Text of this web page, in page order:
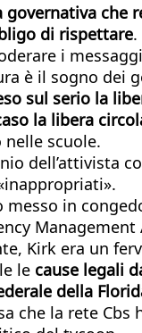
governativa
di rispettare
i
è il sogno dei
sul serio la
la libera
scuole.
in
Kirk era un
le cause legali
della
che la rete